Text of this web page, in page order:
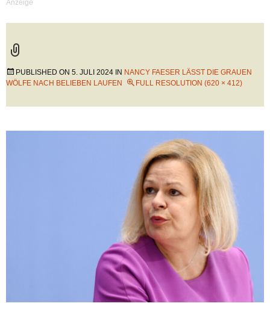
PUBLISHED ON 5. JULI 2024 IN NANCY FAESER LÄSST DIE GRAUEN
WÖLFE NACH BELIEBEN LAUFEN
FULL RESOLUTION (620 × 412)